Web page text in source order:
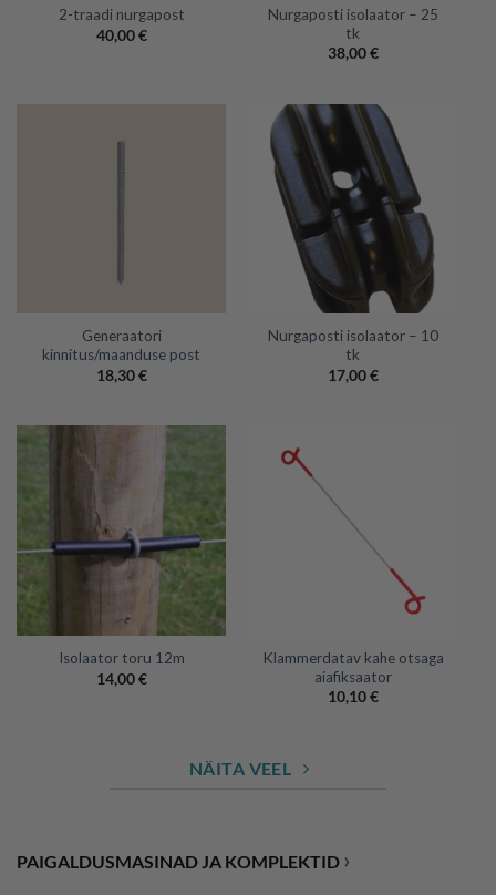
2-traadi nurgapost
40,00€
Nurgaposti isolaator – 25
tk
38,00€
Generaatori
kinnitus/maanduse post
18,30€
Nurgaposti isolaator – 10
tk
17,00€
Isolaator toru 12m
14,00€
Klammerdatav kahe otsaga
aiafiksaator
10,10€
NÄITA VEEL
PAIGALDUSMASINAD JA KOMPLEKTID ›